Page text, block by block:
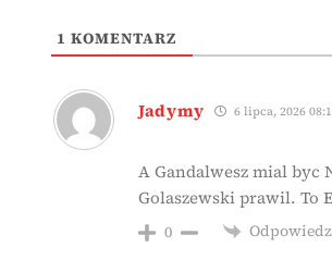
1 KOMENTARZ
Jadymy 6 lipca, 2026
A Gandalwesz mial byc
Golaszewski prawil. To
0 Odpowiedz